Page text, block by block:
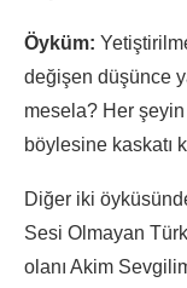
Öyküm:
değişen düşünce
mesela? Her
böylesine kaskatı
Diğer iki
Sesi Olmayan
olanı Akim